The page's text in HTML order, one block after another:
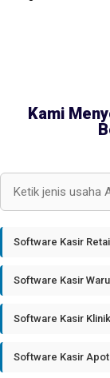
Kami
Software Kasir Retail
Software Kasir
Software Kasir Klinik
Software Kasir